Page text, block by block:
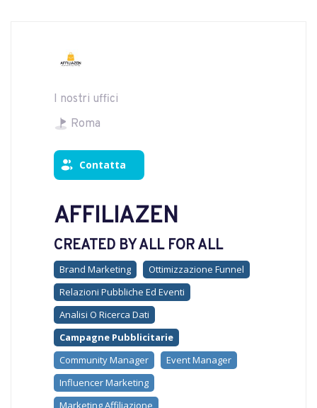
I nostri uffici
Roma
Contatta
AFFILIAZEN
CREATED BY ALL FOR ALL
Brand Marketing
Ottimizzazione Funnel
Relazioni Pubbliche Ed Eventi
Analisi O Ricerca Dati
Campagne Pubblicitarie
Community Manager
Event Manager
Influencer Marketing